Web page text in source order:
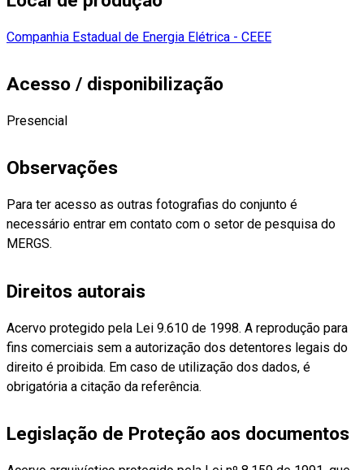
Companhia Estadual de Energia Elétrica - CEEE
Acesso / disponibilização
Presencial
Observações
Para ter acesso as outras fotografias do conjunto é
necessário entrar em contato com o setor de pesquisa do
MERGS.
Direitos autorais
Acervo protegido pela Lei 9.610 de 1998. A reprodução para
fins comerciais sem a autorização dos detentores legais do
direito é proibida. Em caso de utilização dos dados, é
obrigatória a citação da referência.
Legislação de Proteção aos documentos